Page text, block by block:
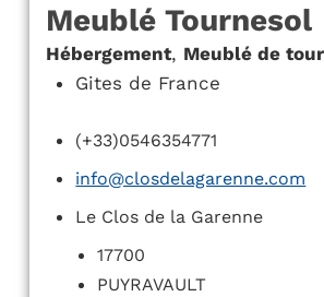
Meublé Tournesol
Hébergement, Meublé de
Gites de France
(+33)0546354771
info@closdelagarenne.com
Le Clos de la Garenne
17700
PUYRAVAULT